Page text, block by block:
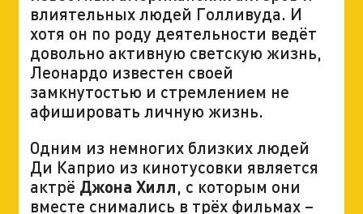
влиятельных людей Голливуда. И
хотя он по роду деятельности ведёт
довольно активную светскую жизнь,
Леонардо известен своей
замкнутостью и стремлением не
афишировать личную жизнь.
Одним из немногих близких людей
Ди Каприо из кинотусовки является
актрё Джона Хилл , с которым они
вместе снимались в трёх фильмах –